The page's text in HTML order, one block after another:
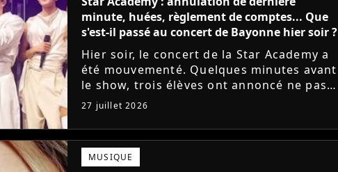
minute, huées, règlement de comptes... Que
s'est-il passé au concert de Bayonne hier soir ?
Hier soir, le concert de la Star Academy a
été mouvementé. Quelques minutes avant
le show, trois élèves ont annoncé ne pas
vouloir monter sur scène pour des
raisons politiques. Leur...
27 juillet 2026
MUSIQUE